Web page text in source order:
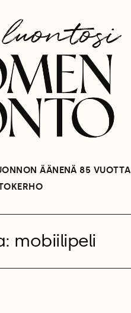
ÄÄNENÄ 85 VUOTTA
mobiilipeli